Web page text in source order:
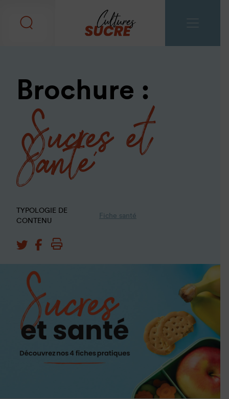
Brochure :
Sucres et
Santé
TYPOLOGIE DE
CONTENU
Fiche santé